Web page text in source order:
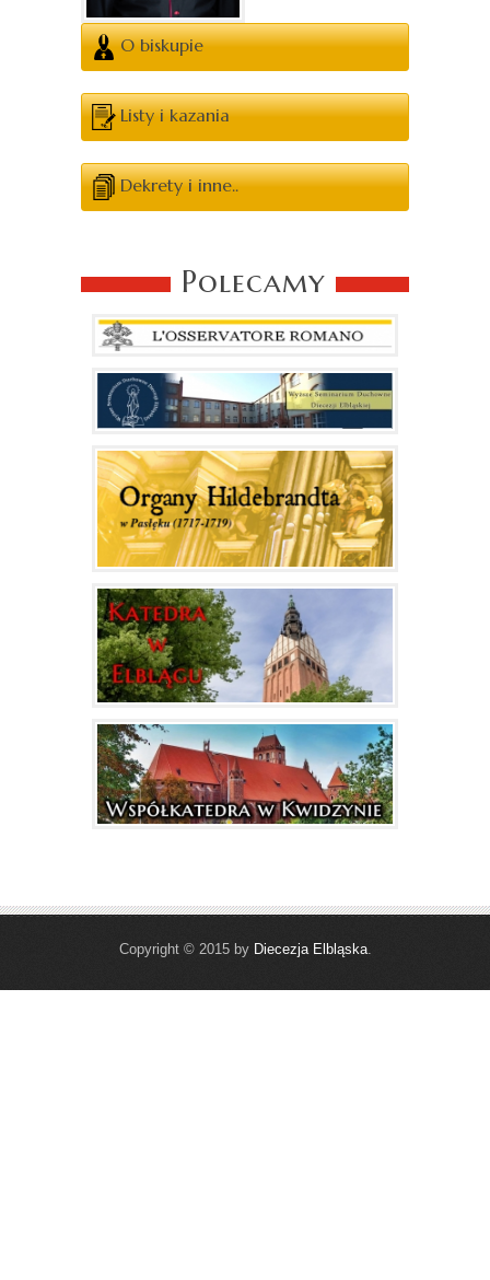
O biskupie
Listy i kazania
Dekrety i inne..
Polecamy
Copyright © 2015 by Diecezja Elbląska.